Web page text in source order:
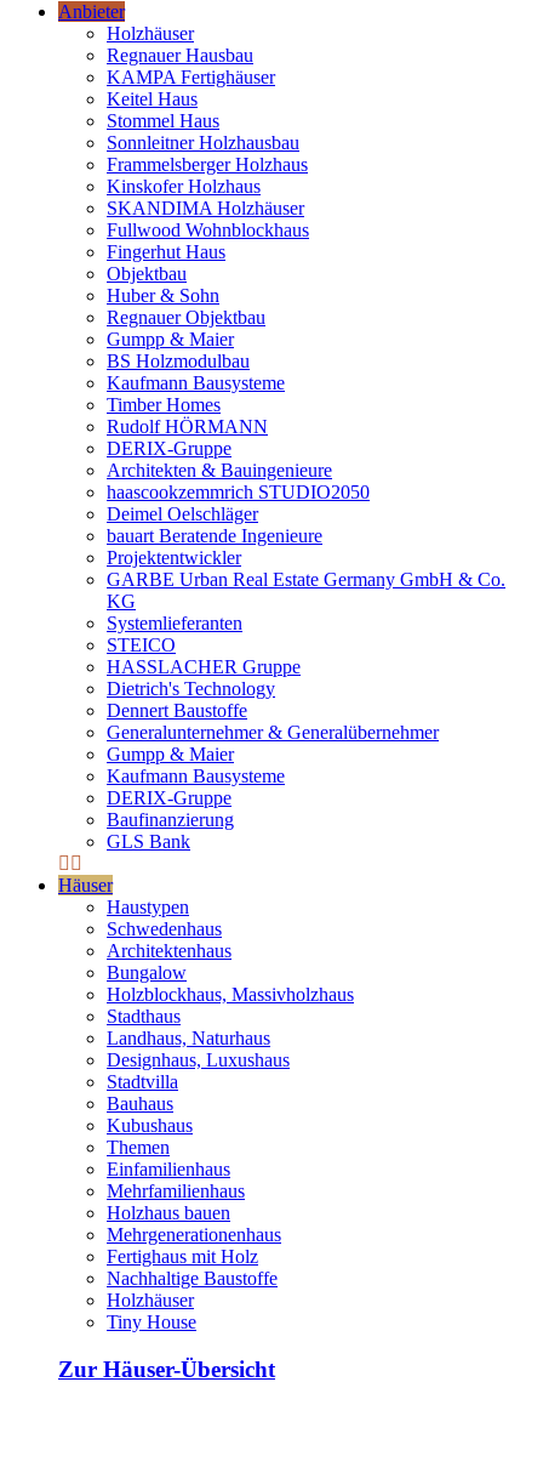
Anbieter
Holzhäuser
Regnauer Hausbau
KAMPA Fertighäuser
Keitel Haus
Stommel Haus
Sonnleitner Holzhausbau
Frammelsberger Holzhaus
Kinskofer Holzhaus
SKANDIMA Holzhäuser
Fullwood Wohnblockhaus
Fingerhut Haus
Objektbau
Huber & Sohn
Regnauer Objektbau
Gumpp & Maier
BS Holzmodulbau
Kaufmann Bausysteme
Timber Homes
Rudolf HÖRMANN
DERIX-Gruppe
Architekten & Bauingenieure
haascookzemmrich STUDIO2050
Deimel Oelschläger
bauart Beratende Ingenieure
Projektentwickler
GARBE Urban Real Estate Germany GmbH & Co.
KG
Systemlieferanten
STEICO
HASSLACHER Gruppe
Dietrich's Technology
Dennert Baustoffe
Generalunternehmer & Generalübernehmer
Gumpp & Maier
Kaufmann Bausysteme
DERIX-Gruppe
Baufinanzierung
GLS Bank
Häuser
Haustypen
Schwedenhaus
Architektenhaus
Bungalow
Holzblockhaus, Massivholzhaus
Stadthaus
Landhaus, Naturhaus
Designhaus, Luxushaus
Stadtvilla
Bauhaus
Kubushaus
Themen
Einfamilienhaus
Mehrfamilienhaus
Holzhaus bauen
Mehrgenerationenhaus
Fertighaus mit Holz
Nachhaltige Baustoffe
Holzhäuser
Tiny House
Zur Häuser-Übersicht